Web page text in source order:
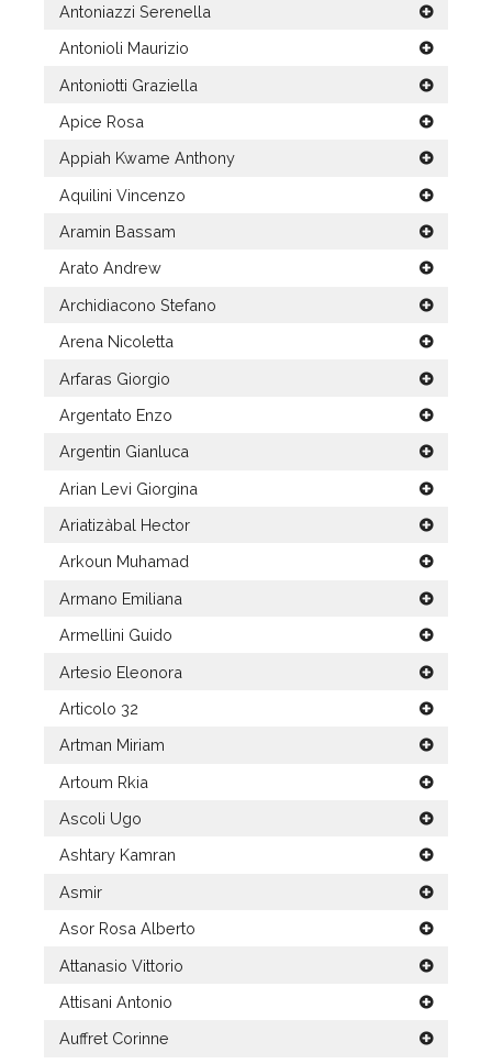
Antoniazzi Serenella
Antonioli Maurizio
Antoniotti Graziella
Apice Rosa
Appiah Kwame Anthony
Aquilini Vincenzo
Aramin Bassam
Arato Andrew
Archidiacono Stefano
Arena Nicoletta
Arfaras Giorgio
Argentato Enzo
Argentin Gianluca
Arian Levi Giorgina
Ariatizàbal Hector
Arkoun Muhamad
Armano Emiliana
Armellini Guido
Artesio Eleonora
Articolo 32
Artman Miriam
Artoum Rkia
Ascoli Ugo
Ashtary Kamran
Asmir
Asor Rosa Alberto
Attanasio Vittorio
Attisani Antonio
Auffret Corinne